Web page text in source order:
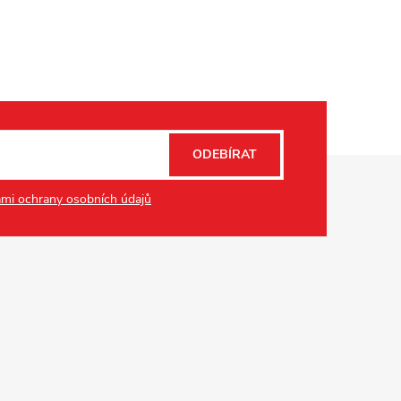
ochrany osobních údajů
ODEBÍRAT